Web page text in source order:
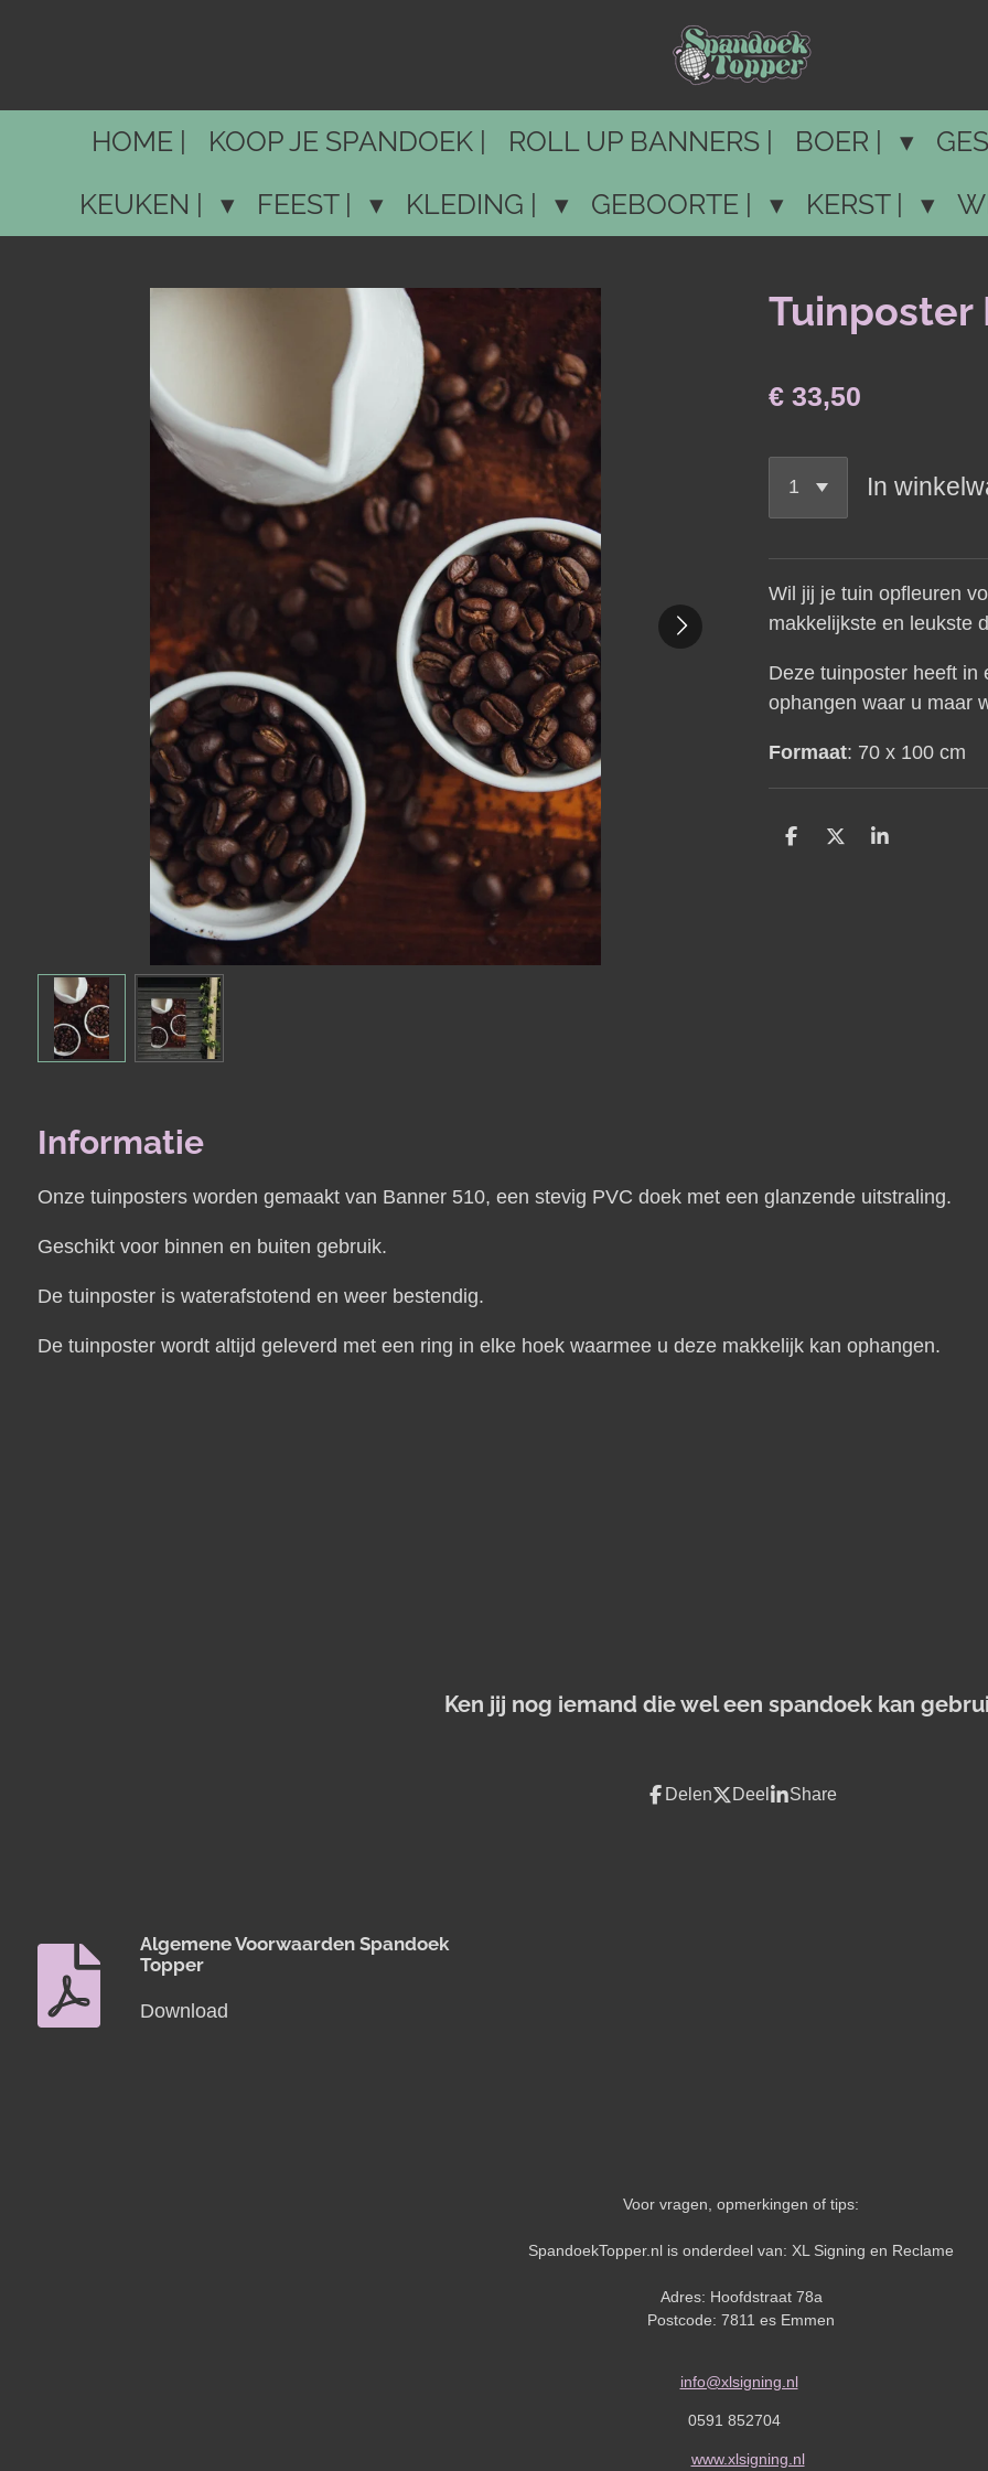
de
hoofdinhoudHOME | KOOP JE SPANDOEK | ROLL UP BANNERS | BOER |
KEUKEN |
FEEST | KLEDING | GEBOORTE | KERST |
Tuinposter
€ 33,50
In
Wil jij je tuin opfleuren
makkelijkste en leukste
Deze tuinposter heeft in
ophangen waar u maar
Formaat: 70 x 100 cm
D
D
S
Informatie
Onze tuinposters worden gemaakt van Banner 510, een stevig PVC doek met een glanzende uitstraling.
Geschikt voor binnen en buiten gebruik.
De tuinposter is waterafstotend en weer bestendig.
De tuinposter wordt altijd geleverd met een ring in elke hoek waarmee u deze makkelijk kan ophangen.
Ken jij nog iemand die wel een spandoek kan
Delen Deel Share
Algemene Voorwaarden Spandoek
Topper
Download
Voor vragen, opmerkingen of tips:
SpandoekTopper.nl is onderdeel van: XL Signing en Reclame
Adres: Hoofdstraat 78a
Postcode: 7811 es Emmen
info@xlsigning.nl
0591 852704
www.xlsigning.nl